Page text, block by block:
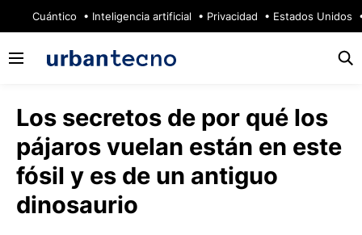
Cuántico Inteligencia artificial Privacidad Estados Unidos
Los secretos de por qué los
pájaros vuelan están en este
fósil y es de un antiguo
dinosaurio